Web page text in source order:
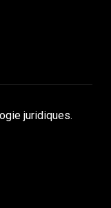
juridiques.